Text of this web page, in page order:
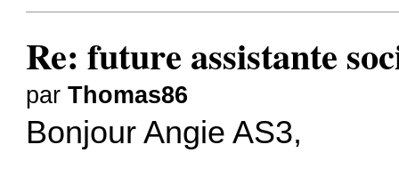
Re: future assistante
parThomas86
Bonjour Angie AS3,